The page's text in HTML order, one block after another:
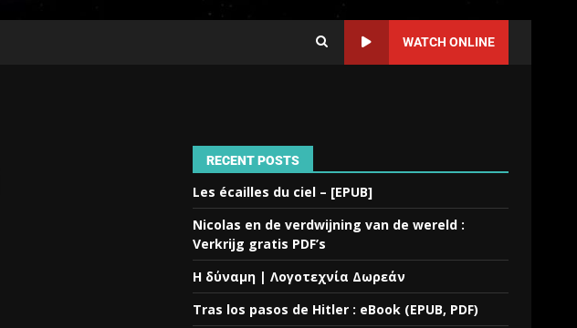
WATCH ONLINE
RECENT POSTS
Les écailles du ciel – [EPUB]
Nicolas en de verdwijning van de wereld :
Verkrijg gratis PDF’s
Η δύναμη | Λογοτεχνία Δωρεάν
Tras los pasos de Hitler : eBook (EPUB, PDF)